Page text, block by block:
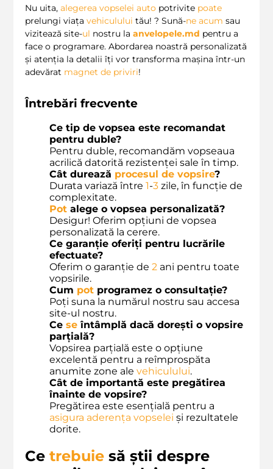
Nu uita, alegerea vopselei auto potrivite poate
prelungi viața vehiculului tău! ? Sună-ne acum sau
vizitează site-ul nostru la anvelopele.md pentru a
face o programare. Abordarea noastră personalizată
și atenția la detalii îți vor transforma mașina într-un
adevărat magnet de priviri!
Întrebări frecvente
Ce tip de vopsea este recomandat
pentru duble?
Pentru duble, recomandăm vopseaua
acrilică datorită rezistenței sale în timp.
Cât durează procesul de vopsire?
Durata variază între 1-3 zile, în funcție de
complexitate.
Pot alege o vopsea personalizată?
Desigur! Oferim opțiuni de vopsea
personalizată la cerere.
Ce garanție oferiți pentru lucrările
efectuate?
Oferim o garanție de 2 ani pentru toate
vopsirile.
Cum pot programez o consultație?
Poți suna la numărul nostru sau accesa
site-ul nostru.
Ce se întâmplă dacă dorești o vopsire
parțială?
Vopsirea parțială este o opțiune
excelentă pentru a reîmprospăta
anumite zone ale vehiculului.
Cât de importantă este pregătirea
înainte de vopsire?
Pregătirea este esențială pentru a
asigura aderența vopselei și rezultatele
dorite.
Ce trebuie să știi despre